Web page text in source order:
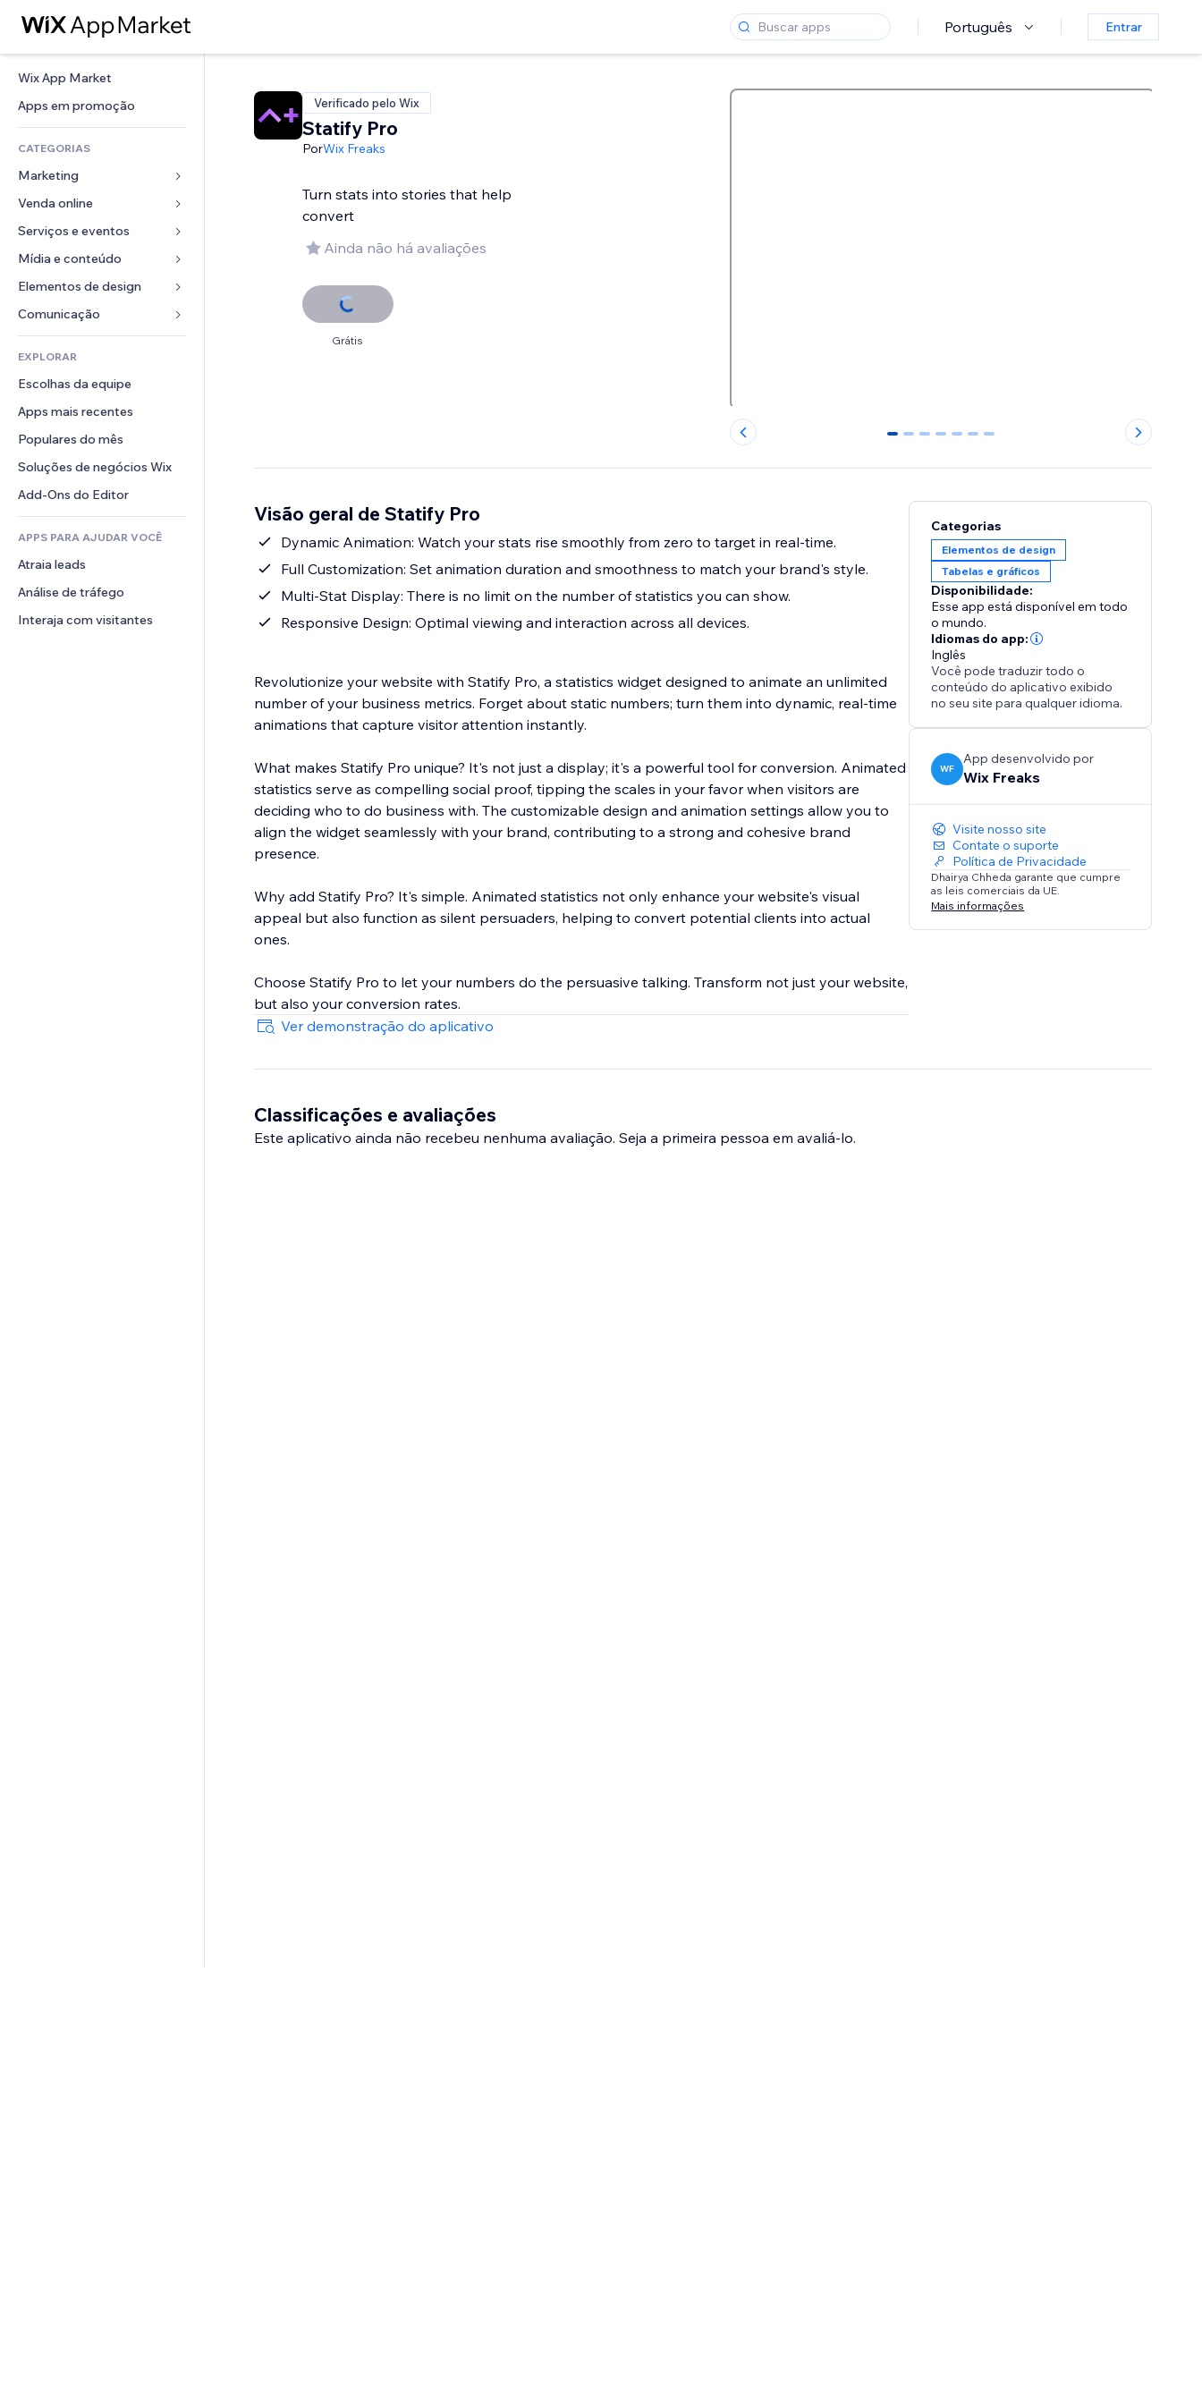
Português Entrar
Wix App Market
Apps em promoção
CATEGORIAS
Marketing
Anúncios
Mobile
Análises
Listas do site
Email
Venda online
Apps para lojas
Frete e entrega
Botões de venda
Contabilidade
Cupons e fidelidade
Soluções de armazenamento
Serviços e eventos
Hotéis
Eventos
Restaurantes
Imobiliária
Meus agendamentos
Mídia e conteúdo
Galeria
Músicas
Podcasts
Fotografia
Vídeo
PDF
Compartilhamento de arquivos
Notícias
Elementos de design
Mapas e navegação
Privacidade e segurança
Relógio
Templates de página
Efeitos de imagem
Botões e menus
Banners e selos
Calculadoras
Busca
Previsão do tempo
Tabelas e gráficos
Formulários
Enquetes
Chat
Comentários
Telefone
Comunidade
Avaliações e depoimentos
CRM
EXPLORAR
Escolhas da equipe
Apps mais recentes
Populares do mês
Soluções de negócios Wix
Add-Ons do Editor
APPS PARA AJUDAR VOCÊ
Atraia leads
Análise de tráfego
Interaja com visitantes
Verificado pelo Wix
Statify Pro
PorWix Freaks
Turn stats into stories that help
convert
Ainda não há avaliações
Grátis
0 1 2 3 4 5 6
Visão geral de Statify Pro
Dynamic Animation: Watch your stats rise smoothly from zero to target in real-time.
Full Customization: Set animation duration and smoothness to match your brand's style.
Multi-Stat Display: There is no limit on the number of statistics you can show.
Responsive Design: Optimal viewing and interaction across all devices.
Revolutionize your website with Statify Pro, a statistics widget designed to animate an unlimited
number of your business metrics. Forget about static numbers; turn them into dynamic, real-time
animations that capture visitor attention instantly.
What makes Statify Pro unique? It's not just a display; it's a powerful tool for conversion. Animated
statistics serve as compelling social proof, tipping the scales in your favor when visitors are
deciding who to do business with. The customizable design and animation settings allow you to
align the widget seamlessly with your brand, contributing to a strong and cohesive brand
presence.
Why add Statify Pro? It's simple. Animated statistics not only enhance your website's visual
appeal but also function as silent persuaders, helping to convert potential clients into actual
ones.
Choose Statify Pro to let your numbers do the persuasive talking. Transform not just your website,
but also your conversion rates.
Ver demonstração do aplicativo
Categorias
Elementos de design
Tabelas e gráficos
Disponibilidade:
Esse app está disponível em todo
o mundo.
Idiomas do app:
Inglês
Você pode traduzir todo o
conteúdo do aplicativo exibido
no seu site para qualquer idioma.
WF
App desenvolvido por
Wix Freaks
Visite nosso site
Contate o suporte
Política de Privacidade
Dhairya Chheda garante que cumpre
as leis comerciais da UE.
Mais informações
Classificações e avaliações
Este aplicativo ainda não recebeu nenhuma avaliação. Seja a primeira pessoa em avaliá-lo.